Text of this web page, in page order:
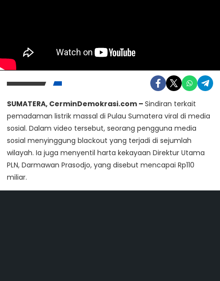
SUMATERA, CerminDemokrasi.com – Sindiran terkait
pemadaman listrik massal di Pulau Sumatera viral di media
sosial. Dalam video tersebut, seorang pengguna media
sosial menyinggung blackout yang terjadi di sejumlah
wilayah. Ia juga menyentil harta kekayaan Direktur Utama
PLN, Darmawan Prasodjo, yang disebut mencapai Rp110
miliar.